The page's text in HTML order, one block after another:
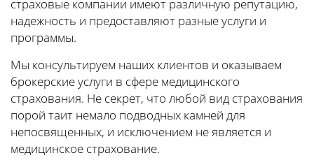
страховые компании имеют различную репутацию,
надежность и предоставляют разные услуги и
программы.
Мы консультируем наших клиентов и оказываем
брокерские услуги в сфере медицинского
страхования. Не секрет, что любой вид страхования
порой таит немало подводных камней для
непосвященных, и исключением не является и
медицинское страхование.